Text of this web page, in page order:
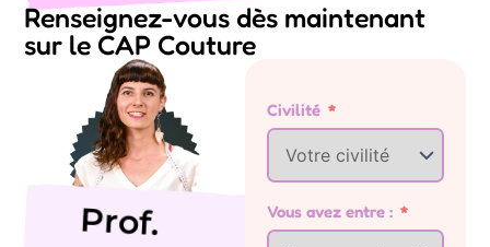
Renseignez-vous dès maintenant
sur le CAP Couture
Prof.
Civilité
Vous avez entre :